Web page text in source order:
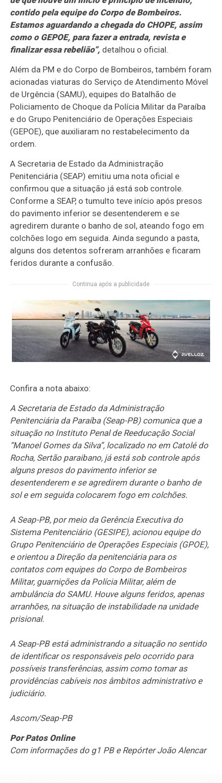
contido pela equipe do Corpo de Bombeiros.
Estamos aguardando a chegada do CHOPE, assim
como o GEPOE, para fazer a entrada, revista e
finalizar essa rebelião”, detalhou o oficial.
Além da PM e do Corpo de Bombeiros, também foram
acionadas viaturas do Serviço de Atendimento Móvel
de Urgência (SAMU), equipes do Batalhão de
Policiamento de Choque da Polícia Militar da Paraíba
e do Grupo Penitenciário de Operações Especiais
(GEPOE), que auxiliaram no restabelecimento da
ordem.
A Secretaria de Estado da Administração
Penitenciária (SEAP) emitiu uma nota oficial e
confirmou que a situação já está sob controle.
Conforme a SEAP, o tumulto teve início após presos
do pavimento inferior se desentenderem e se
agredirem durante o banho de sol, ateando fogo em
colchões logo em seguida. Ainda segundo a pasta,
alguns dos detentos sofreram arranhões e ficaram
feridos durante a confusão.
Continua após a publicidade
Confira a nota abaixo:
A Secretaria de Estado da Administração
Penitenciária da Paraíba (Seap-PB) comunica que a
situação no Instituto Penal de Reeducação Social
“Manoel Gomes da Silva”, localizado no em Catolé do
Rocha, Sertão paraibano, já está sob controle após
alguns presos do pavimento inferior se
desentenderem e se agredirem durante o banho de
sol e em seguida colocarem fogo em colchões.
A Seap-PB, por meio da Gerência Executiva do
Sistema Penitenciário (GESIPE), acionou equipe do
Grupo Penitenciário de Operações Especiais (GPOE),
e orientou a Direção da penitenciária para os
contatos com equipes do Corpo de Bombeiros
Militar, guarnições da Polícia Militar, além de
ambulância do SAMU. Houve alguns feridos, apenas
arranhões, na situação de instabilidade na unidade
prisional.
A Seap-PB está administrando a situação no sentido
de identificar os responsáveis pelo ocorrido para
possíveis transferências, assim como tomar as
providências cabíveis nos âmbitos administrativo e
judiciário.
Ascom/Seap-PB
Por Patos Online
Com informações do g1 PB e Repórter João Alencar